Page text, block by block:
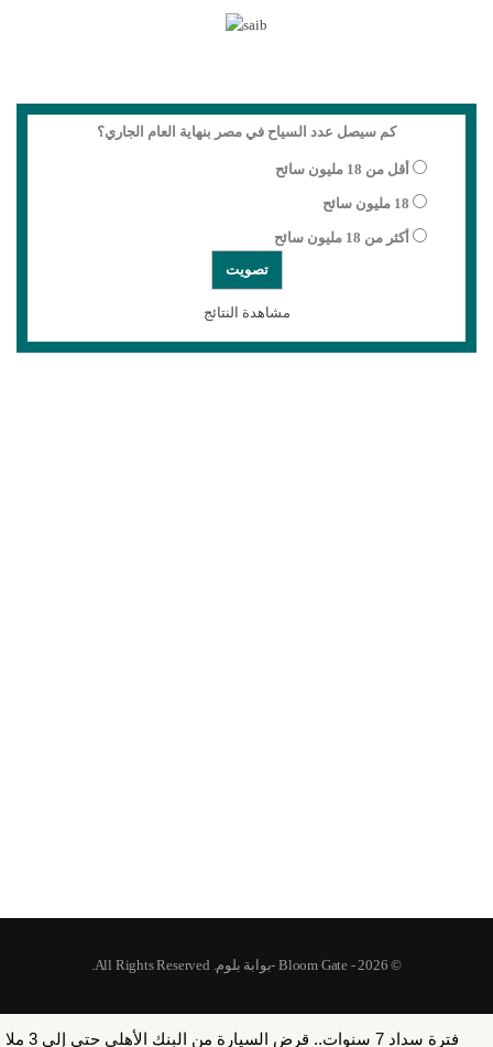
كم سيصل عدد السياح في مصر بنهاية العام الجاري؟
أقل من 18 مليون سائح
18 مليون سائح
أكثر من 18 مليون سائح
مشاهدة النتائج
© 2026 - Bloom Gate -بوابة بلوم. All Rights Reserved.
فترة سداد 7 سنوات.. قرض السيارة من البنك الأهلي حتى إلى 3 ملايين جنيه